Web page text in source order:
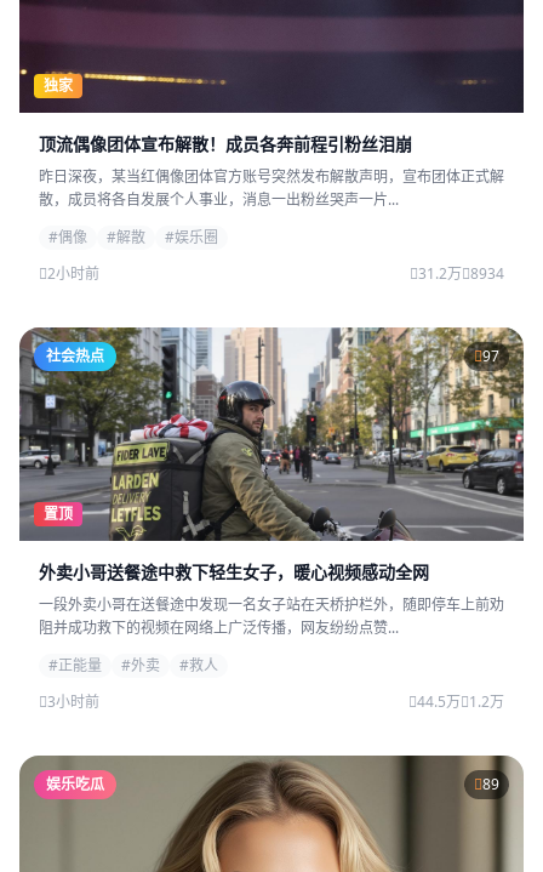
独家
顶流偶像团体宣布解散！成员各奔前程引粉丝泪崩
昨日深夜，某当红偶像团体官方账号突然发布解散声明，宣布团体正式解
散，成员将各自发展个人事业，消息一出粉丝哭声一片...
#偶像
#解散
#娱乐圈
2小时前
31.2万 8934
社会热点 97
置顶
外卖小哥送餐途中救下轻生女子，暖心视频感动全网
一段外卖小哥在送餐途中发现一名女子站在天桥护栏外，随即停车上前劝
阻并成功救下的视频在网络上广泛传播，网友纷纷点赞...
#正能量
#外卖
#救人
3小时前
44.5万 1.2万
娱乐吃瓜 89